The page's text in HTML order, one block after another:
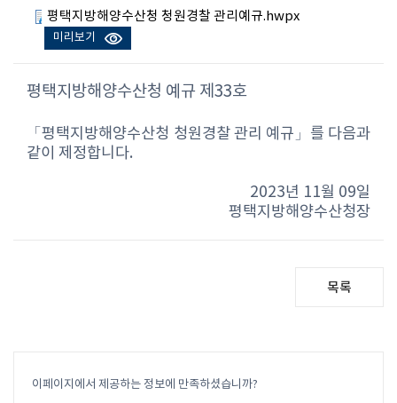
평택지방해양수산청 청원경찰 관리예규.hwpx
미리보기
평택지방해양수산청 예규 제33호
「평택지방해양수산청 청원경찰 관리 예규」를 다음과
같이 제정합니다.
2023년 11월 09일
평택지방해양수산청장
목록
이페이지에서 제공하는 정보에 만족하셨습니까?